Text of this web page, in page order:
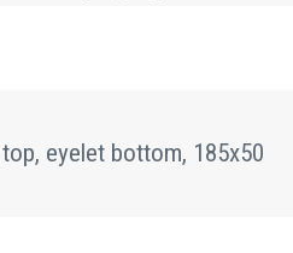
eyelet bottom, 185x50